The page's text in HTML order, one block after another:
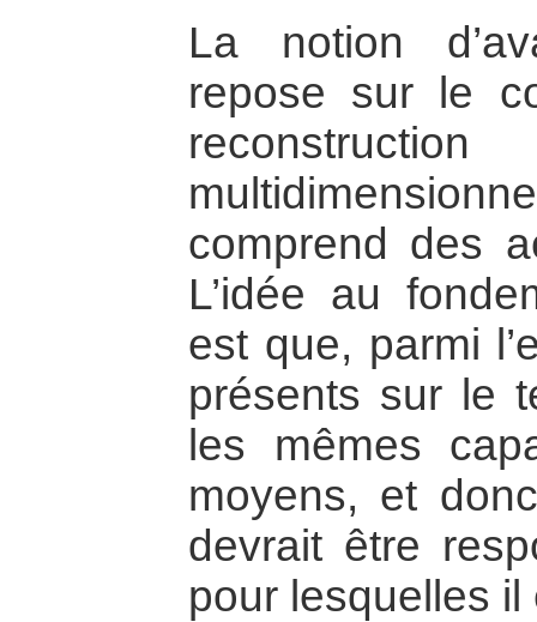
La notion
repose sur le
comprend des
L’idée au
est que, parmi
présents sur le
les mêmes
moyens, et
devrait être
pour lesquelles il